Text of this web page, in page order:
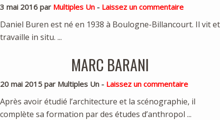
3 mai 2016 par Multiples Un - Laissez un commentaire
Daniel Buren est né en 1938 à Boulogne-Billancourt. Il vit et
travaille in situ. ...
MARC BARANI
20 mai 2015 par Multiples Un - Laissez un commentaire
Après avoir étudié l’architecture et la scénographie, il
complète sa formation par des études d’anthropol ...